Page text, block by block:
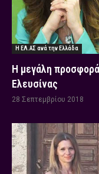
Η ΕΛ.ΑΣ ανά την Ελλάδα
Η μεγάλη
Ελευσίνας
28 Σεπτεμβρίου 2018